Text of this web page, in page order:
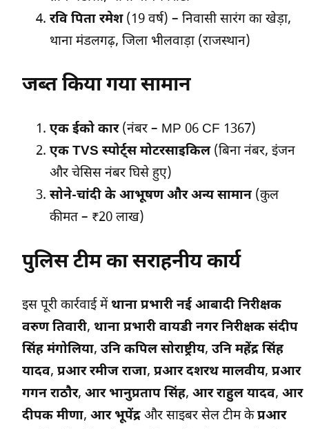
रवि पिता रमेश(19 वर्ष) – निवासी सारंग का खेड़ा,
थाना मंडलगढ़, जिला भीलवाड़ा (राजस्थान)
जब्त किया गया सामान
एक ईको कार(नंबर – MP 06 CF 1367)
एक TVS स्पोर्ट्स मोटरसाइकिल(बिना नंबर, इंजन
और चेसिस नंबर घिसे हुए)
सोने-चांदी के आभूषण और अन्य सामान (कुल
कीमत – ₹20 लाख)
पुलिस टीम का सराहनीय कार्य
इस पूरी कार्रवाई मेंथाना प्रभारी नई आबादी निरीक्षक
वरुण तिवारी, थाना प्रभारी वायडी नगर निरीक्षक संदीप
सिंह मंगोलिया, उनि कपिल सोराष्ट्रीय, उनि महेंद्र सिंह
यादव, प्रआर रमीज राजा, प्रआर दशरथ मालवीय, प्रआर
गगन राठौर, आर भानुप्रताप सिंह, आर राहुल यादव, आर
दीपक मीणा, आर भूपेंद्र और साइबर सेल टीम केप्रआर